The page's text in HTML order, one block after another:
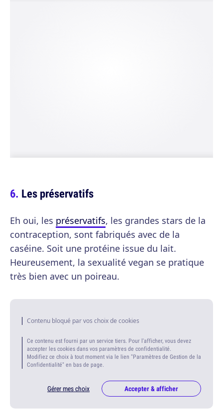
Les préservatifs
Eh oui, les préservatifs, les grandes stars de la
contraception, sont fabriqués avec de la
caséine. Soit une protéine issue du lait.
Heureusement, la sexualité vegan se pratique
très bien avec un poireau.
Contenu bloqué par vos choix de cookies
Ce contenu est fourni par un service tiers. Pour l'afficher, vous devez
accepter les cookies dans vos paramètres de confidentialité.
Modifiez ce choix à tout moment via le lien "Paramètres de Gestion de la
Confidentialité" en bas de page.
Gérer mes choix Accepter & afficher